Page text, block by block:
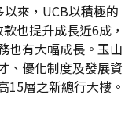
來，UCB以積極的
也提升成長近6成，
也有大幅成長。玉山
、優化制度及發展資
15層之新總行大樓。